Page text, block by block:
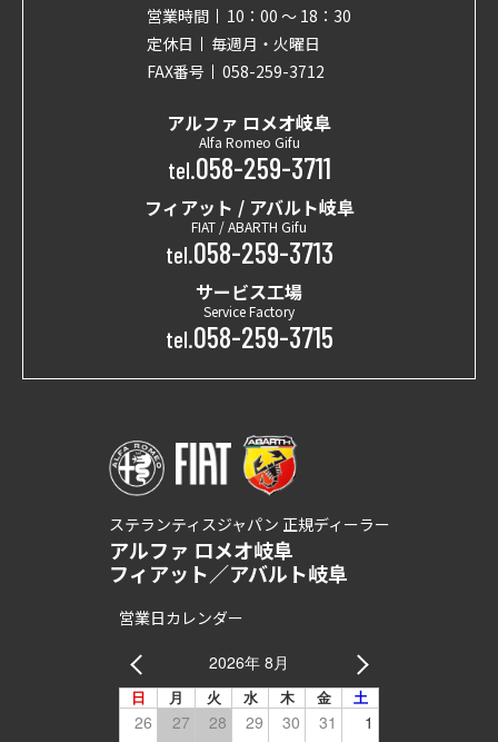
営業時間
10：00 〜 18：30
定休日
毎週月・火曜日
FAX番号
058-259-3712
アルファ ロメオ岐阜
Alfa Romeo Gifu
tel.058-259-3711
フィアット / アバルト岐阜
FIAT / ABARTH Gifu
tel.058-259-3713
サービス工場
Service Factory
tel.058-259-3715
ステランティスジャパン 正規ディーラー
アルファ ロメオ岐阜
フィアット／アバルト岐阜
営業日カレンダー
2026年 8月
日 月 火 水 木 金 土
26 27 28 29 30 31 1